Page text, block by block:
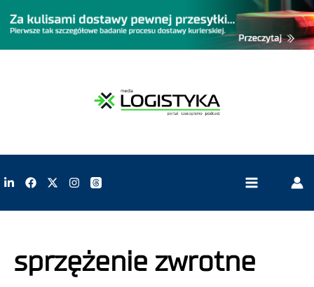
sprzężenie zwrotne